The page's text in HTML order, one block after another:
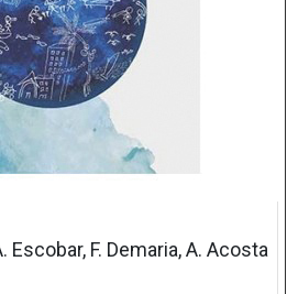
Escobar, F. Demaria, A. Acosta